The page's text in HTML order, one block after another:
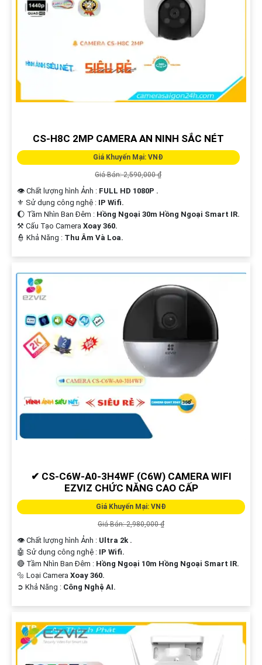
CS-H8C 2MP CAMERA AN NINH SẮC NÉT
Giá Khuyến Mại: VNĐ
Giá Bán: 2,590,000 ₫
👁 Chất lượng hình Ảnh : FULL HD 1080P .
⚜️ Sử dụng công nghệ : IP Wifi.
🌔 Tầm Nhìn Ban Đêm : Hồng Ngoại 30m Hồng Ngoại Smart IR.
⚒ Cấu Tạo Camera Xoay 360.
️👮 Khả Năng : Thu Âm Và Loa.
✔ CS-C6W-A0-3H4WF (C6W) CAMERA WIFI
EZVIZ CHỨC NĂNG CAO CẤP
Giá Khuyến Mại: VNĐ
Giá Bán: 2,980,000 ₫
👁 Chất lượng hình Ảnh : Ultra 2k .
🤖️ Sử dụng công nghệ : IP Wifi.
🔴 Tầm Nhìn Ban Đêm : Hồng Ngoại 10m Hồng Ngoại Smart IR.
🔩 Loại Camera Xoay 360.
️➲ Khả Năng : Công Nghệ AI.